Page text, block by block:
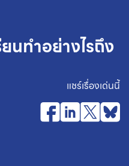
นทำอย่างไรถึง
แชร์เรื่องเด่นนี้